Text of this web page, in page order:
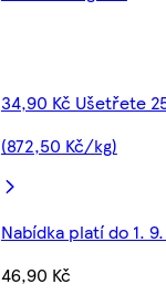
34,90 Kč Ušetřete
(872,50 Kč/kg)
Nabídka platí do 1.
46,90 Kč